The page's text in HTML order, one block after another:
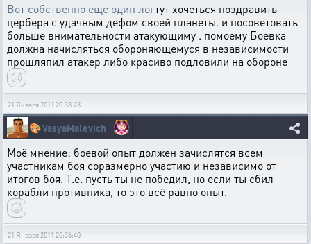
Вот собственно еще один логтут хочеться поздравить
цербера с удачным дефом своей планеты. и посоветовать
больше внимательности атакующиму . помоему Боевка
должна начисляться обороняющемуся в независимости
прошляпил атакер либо красиво подловили на обороне
21 Января 2011 20:33:23
🎨VasyaMalevich
Моё мнение: боевой опыт должен зачислятся всем
участникам боя соразмерно участию и независимо от
итогов боя. Т.е. пусть ты не победил, но если ты сбил
корабли противника, то это всё равно опыт.
21 Января 2011 20:36:40